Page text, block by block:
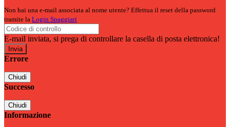
Non hai una e-mail associata al nome utente? Effettua il reset della password
tramite la Login Spaggiari
E-mail inviata, si prega di controllare la casella di posta elettronica!
Errore
Chiudi
Successo
Chiudi
Informazione